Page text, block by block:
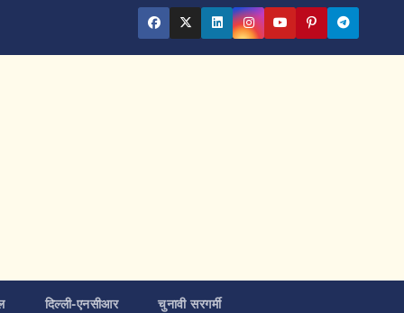
दिल्ली-एनसीआर चुनावी सरगर्मी